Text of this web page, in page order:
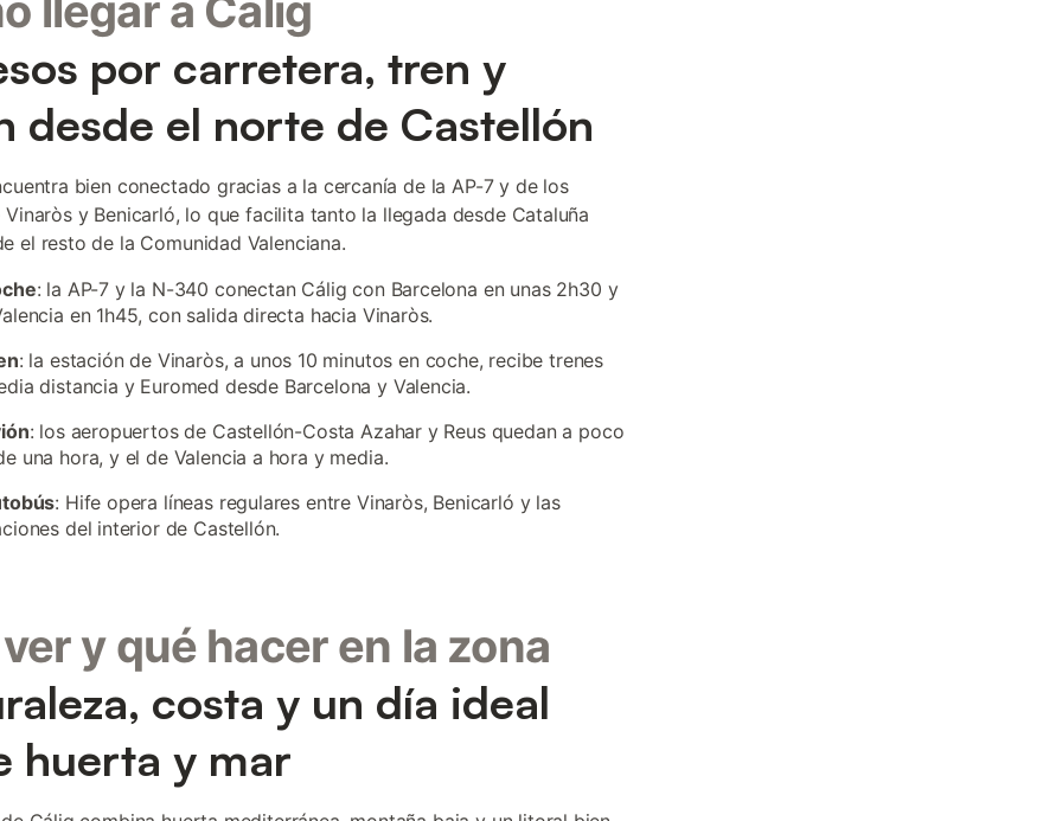
por carretera, tren y
desde el norte de Castellón
bien conectado gracias a la cercanía de la AP-7 y de los
Vinaròs y Benicarló, lo que facilita tanto la llegada desde Cataluña
el resto de la Comunidad Valenciana.
: la AP-7 y la N-340 conectan Cálig con Barcelona en unas 2h30 y
en 1h45, con salida directa hacia Vinaròs.
: la estación de Vinaròs, a unos 10 minutos en coche, recibe trenes
distancia y Euromed desde Barcelona y Valencia.
: los aeropuertos de Castellón-Costa Azahar y Reus quedan a poco
una hora, y el de Valencia a hora y media.
: Hife opera líneas regulares entre Vinaròs, Benicarló y las
del interior de Castellón.
y qué hacer en la zona
costa y un día ideal
huerta y mar